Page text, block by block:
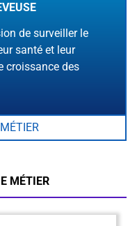
de surveiller le
santé et leur
croissance des
MÉTIER